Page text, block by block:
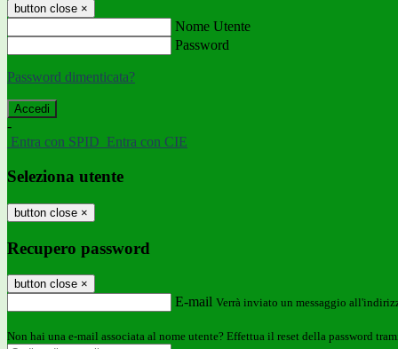
button close ×
Nome Utente
Password
Password dimenticata?
-
Entra con SPID Entra con CIE
Seleziona utente
button close ×
Recupero password
button close ×
E-mail Verrà inviato un messaggio
Non hai una e-mail associata al nome utente? Effettua il reset della password